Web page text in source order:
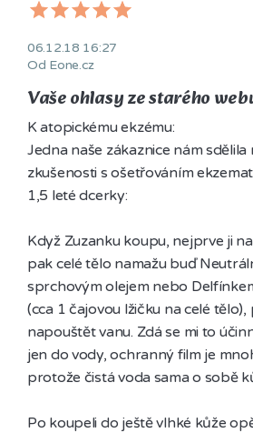
06.12.18 16:27
Od Eone.cz
Vaše ohlasy ze starého
K atopickému ekzému:
Jedna naše zákaznice nám sdělila
zkušenosti s ošetřováním
1,5 leté dcerky:
Když Zuzanku koupu, nejprve ji
pak celé tělo namažu buď
sprchovým olejem nebo
(cca 1 čajovou lžičku na celé
napouštět vanu. Zdá se mi to
jen do vody, ochranný film je
protože čistá voda sama o sobě
Po koupeli do ještě vlhké kůže